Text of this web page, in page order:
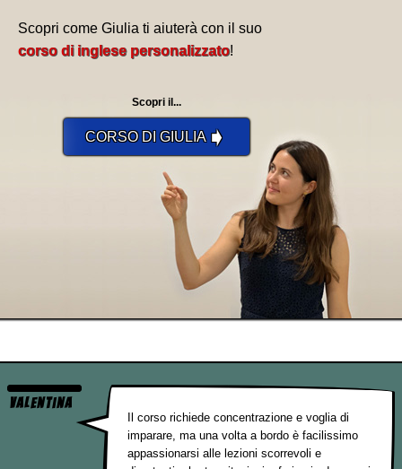
Scopri come Giulia ti aiuterà con il suo
corso di inglese personalizzato!
Scopri il...
CORSO DI GIULIA➧
Valentina
Il corso richiede concentrazione e voglia di
imparare, ma una volta a bordo è facilissimo
appassionarsi alle lezioni scorrevoli e